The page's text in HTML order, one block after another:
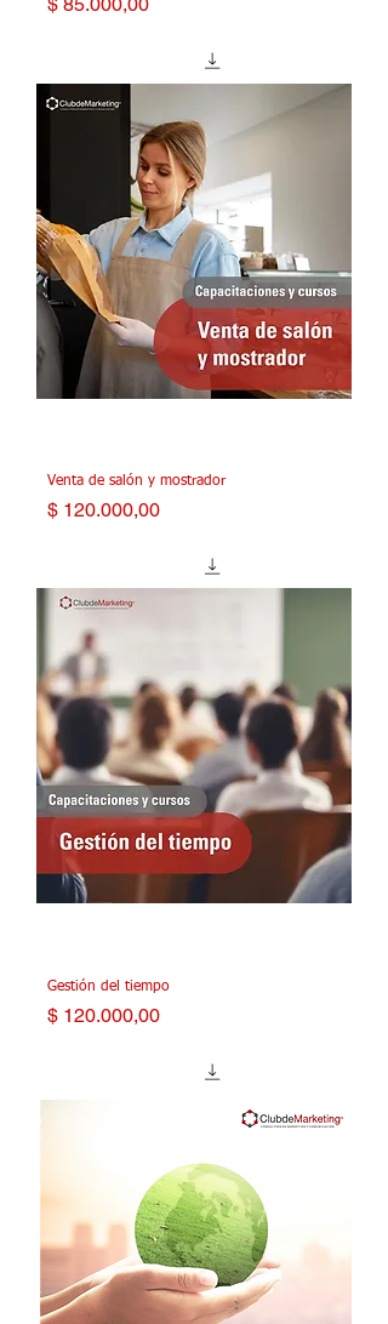
$ 85.000,00
Venta de salón y mostrador
Precio
$ 120.000,00
Gestión del tiempo
Precio
$ 120.000,00